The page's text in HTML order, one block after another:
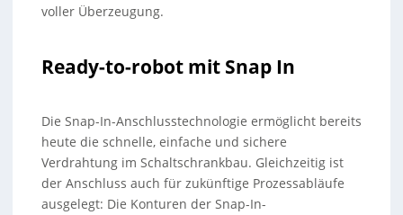
voller Überzeugung.
Ready-to-robot mit Snap In
Die Snap-In-Anschlusstechnologie ermöglicht bereits
heute die schnelle, einfache und sichere
Verdrahtung im Schaltschrankbau. Gleichzeitig ist
der Anschluss auch für zukünftige Prozessabläufe
ausgelegt: Die Konturen der Snap-In-